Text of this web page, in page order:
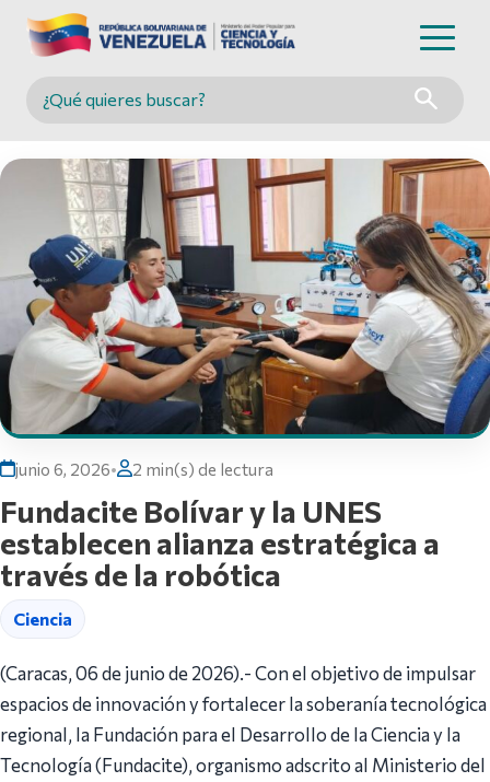
Buscar en MINCYT
junio 6, 2026• 2 min(s) de lectura
Fundacite Bolívar y la UNES
establecen alianza estratégica a
través de la robótica
Ciencia
(Caracas, 06 de junio de 2026).- Con el objetivo de impulsar
espacios de innovación y fortalecer la soberanía tecnológica
regional, la Fundación para el Desarrollo de la Ciencia y la
Tecnología (Fundacite), organismo adscrito al Ministerio del